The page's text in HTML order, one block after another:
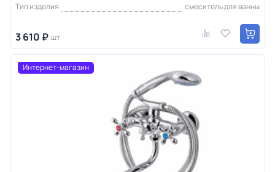
Тип изделия
смеситель для ванны
3 610 ₽ шт
Интернет-магазин